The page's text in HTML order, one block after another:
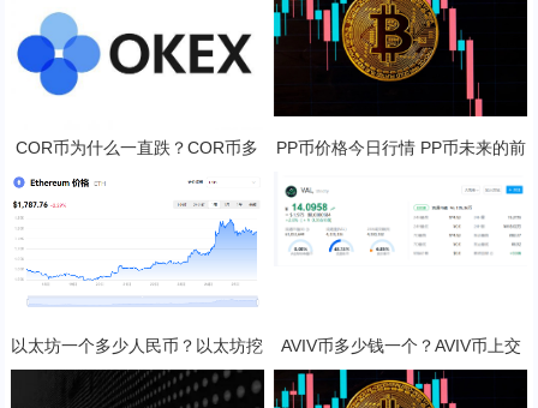
COR币为什么一直跌？COR币多
PP币价格今日行情 PP币未来的前
以太坊一个多少人民币？以太坊挖
矿一天收益多少？
AVIV币多少钱一个？AVIV币上交
易所了吗？